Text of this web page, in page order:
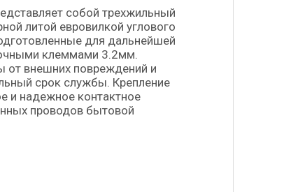
собой трехжильный
литой евровилкой углового
для дальнейшей
клеммами 3.2мм.
от внешних повреждений и
срок службы. Крепление
и надежное контактное
проводов бытовой